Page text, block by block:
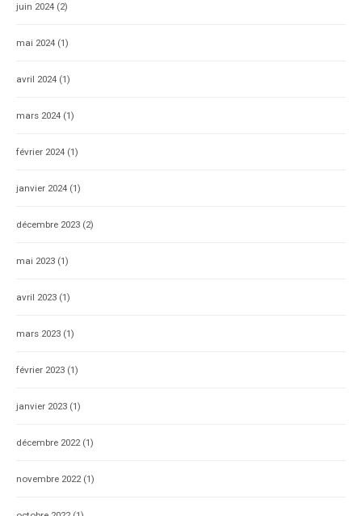
juin 2024 (2)
mai 2024 (1)
avril 2024 (1)
mars 2024 (1)
février 2024 (1)
janvier 2024 (1)
décembre 2023 (2)
mai 2023 (1)
avril 2023 (1)
mars 2023 (1)
février 2023 (1)
janvier 2023 (1)
décembre 2022(1)
novembre 2022(1)